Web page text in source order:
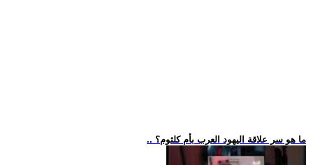
.. ما هو سر علاقة اليهود العرب بأم كلثوم؟